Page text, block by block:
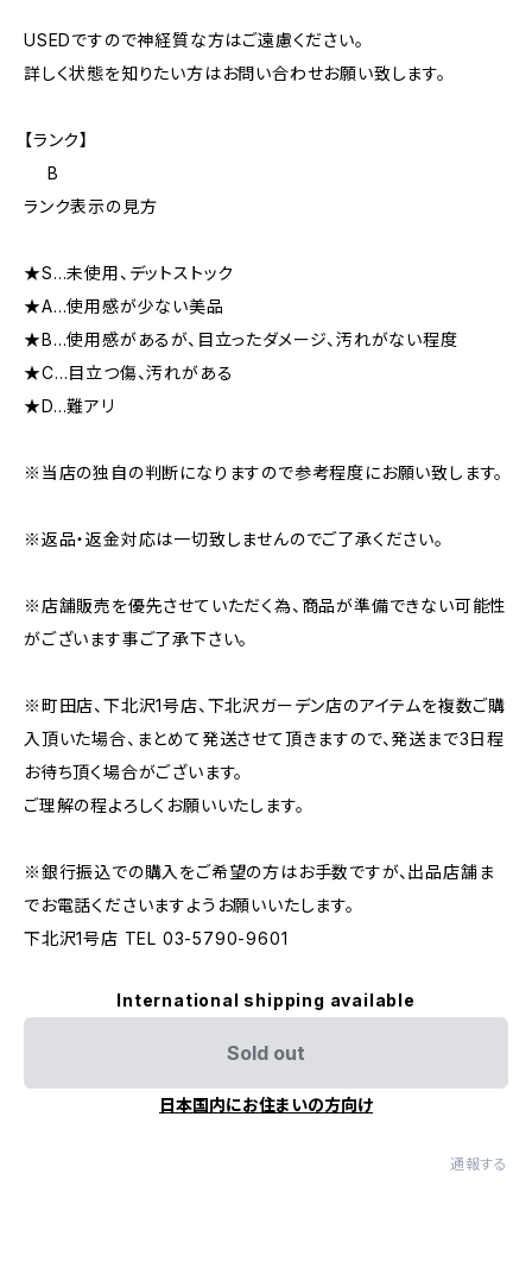
USEDですので神経質な方はご遠慮ください。
詳しく状態を知りたい方はお問い合わせお願い致します。
【ランク】
B
ランク表示の見方
★S…未使用、デットストック
★A…使用感が少ない美品
★B…使用感があるが、目立ったダメージ、汚れがない程度
★C…目立つ傷、汚れがある
★D…難アリ
※当店の独自の判断になりますので参考程度にお願い致します。
※返品・返金対応は一切致しませんのでご了承ください。
※店舗販売を優先させていただく為、商品が準備できない可能性
がございます事ご了承下さい。
※町田店、下北沢1号店、下北沢ガーデン店のアイテムを複数ご購
入頂いた場合、まとめて発送させて頂きますので、発送まで3日程
お待ち頂く場合がございます。
ご理解の程よろしくお願いいたします。
※銀行振込での購入をご希望の方はお手数ですが、出品店舗ま
でお電話くださいますようお願いいたします。
下北沢1号店 TEL 03-5790-9601
International shipping available
Sold out
日本国内にお住まいの方向け
通報する